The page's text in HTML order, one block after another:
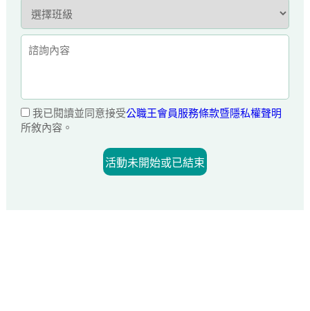
我已閱讀並同意接受公職王會員服務條款暨隱私權聲明
所敘內容。
活動未開始或已結束